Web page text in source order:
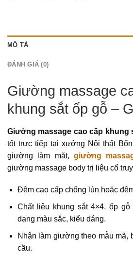
MÔ TẢ
ĐÁNH GIÁ (0)
Giường massage
khung sắt ốp gỗ –
Giường massage cao cấp khung
tốt trực tiếp tại xưởng Nội thất
giường làm mặt, giường
giường massage body trị liệu cổ
Đệm cao cấp chống lún hoặc
Chất liệu khung sắt 4×4, ốp gỗ
dạng màu sắc, kiểu dáng.
Nhận làm giường theo mẫu mã,
cầu.